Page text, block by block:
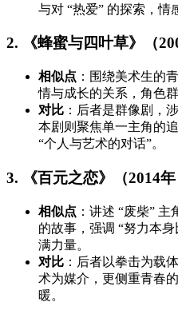
与对 “热爱” 的探索，情
2. 《蜂蜜与四叶草》（
相似点 ：围绕美术生的
情与成长的关系，角色
对比 ：后者是群像剧，
本剧则聚焦单一主角的
“个人与艺术的对话”。
3. 《百元之恋》（2014年
相似点 ：讲述 “废柴”
的故事，强调 “努力本
满力量。
对比 ：后者以拳击为载
术为媒介，更侧重青春
暖。